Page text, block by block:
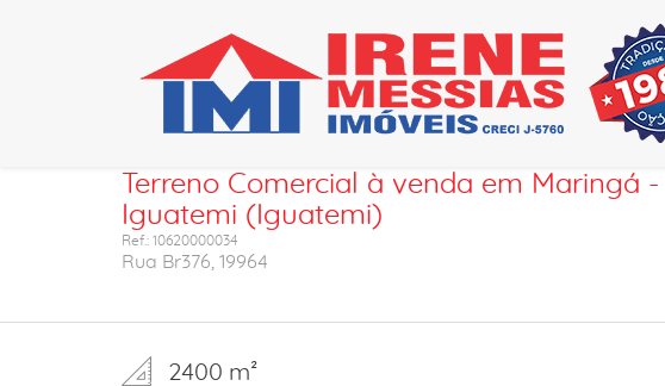
Ficha do imóvel
Terreno Comercial à venda em Maringá
Iguatemi (Iguatemi)
Ref.: 10620000034
Rua Br376, 19964
2400 m²